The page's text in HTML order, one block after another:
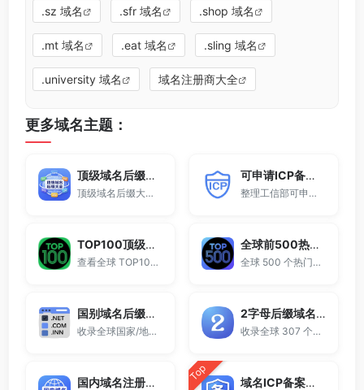
.sz 域名 .sfr 域名 .shop 域名
.mt 域名 .eat 域名 .sling 域名
.university 域名 域名注册商大全
更多域名主题：
顶级域名后缀大全
顶级域名后缀大全收录全球已开放注册的所有TLD后缀，包括gTLD、ccTLD、品牌域名后缀等。
可申请ICP备案域名后缀大全
整理工信部可申请ICP网站备案的域名后缀大全。
TOP100顶级域名后缀排名榜
查看全球 TOP100 域名后缀。
全球前500热门域名后缀排行
全球 500 个热门域名后缀排名，展示注册量排行、是否可备案、适用范围与用途简介，帮助企业与个人在 2025 年快速选择合适的顶级域名。
国别域名后缀大全
收录全球国家/地区代码顶级域名。
2字母后缀域名大全
收录全球 307 个两字符域名后缀。
国内域名注册商大全 Top 域名ICP备案查询